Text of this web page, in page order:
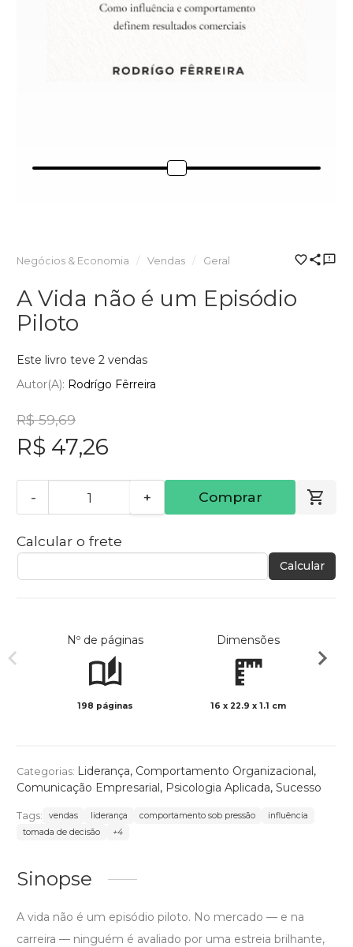
Negócios & Economia Vendas Geral
A Vida não é um Episódio
Piloto
Este livro teve 2 vendas
Autor(a): Rodrígo Fêrreira
R$ 59,69
R$ 47,26
- + Comprar
Calcular o frete
Calcular
Nº de páginas
198 páginas
Dimensões
16 x 22.9 x 1.1 cm
Categorias: Liderança, Comportamento Organizacional,
Comunicação Empresarial, Psicologia Aplicada, Sucesso
Tags: vendas liderança comportamento sob pressão
influência
tomada de decisão
+4
Sinopse
A vida não é um episódio piloto. No mercado — e na
carreira — ninguém é avaliado por uma estreia brilhante,